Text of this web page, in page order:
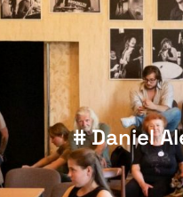
# Daniel